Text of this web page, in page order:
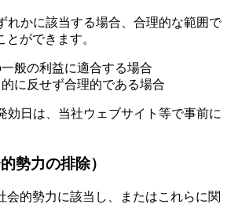
れかに該当する場合、合理的な範囲で
ができます。
一般の利益に適合する場合
的に反せず合理的である場合
効日は、当社ウェブサイト等で事前に
勢力の排除）
会的勢力に該当し、またはこれらに関